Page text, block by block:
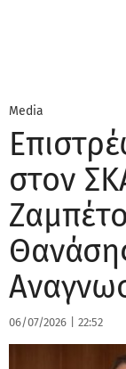
Media
στον
06/07/2026 22:52